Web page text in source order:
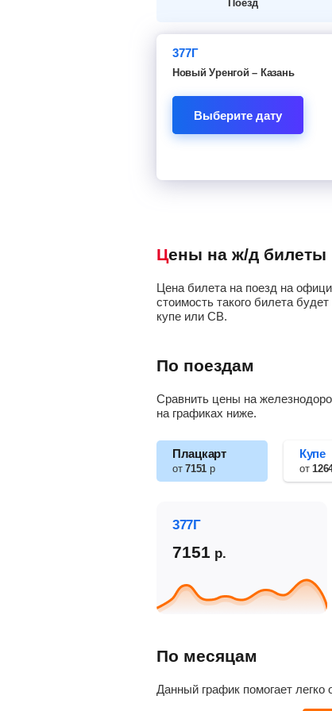
Поезд
377Г
Новый Уренгой – Казань
Выберите дату
Цены на ж/д
Цена билета на поезд на
стоимость такого билета
купе или СВ.
По поездам
Сравнить цены на
на графиках ниже.
Плацкарт
от7151р
Купе
от
377Г
7151 р.
По месяцам
Данный график помогает